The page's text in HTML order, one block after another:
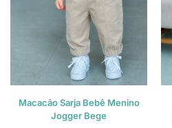
Macacão Sarja Bebê Menino
Jogger Bege